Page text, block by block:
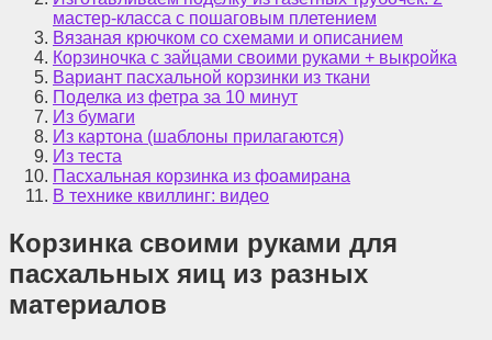
мастер-класса с пошаговым плетением
Вязаная крючком со схемами и описанием
Корзиночка с зайцами своими руками + выкройка
Вариант пасхальной корзинки из ткани
Поделка из фетра за 10 минут
Из бумаги
Из картона (шаблоны прилагаются)
Из теста
Пасхальная корзинка из фоамирана
В технике квиллинг: видео
Корзинка своими руками для
пасхальных яиц из разных
материалов